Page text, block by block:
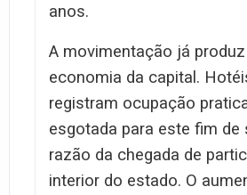
anos.
A movimentação já
economia da capital.
registram ocupação
esgotada para este fim de
razão da chegada de
interior do estado. O